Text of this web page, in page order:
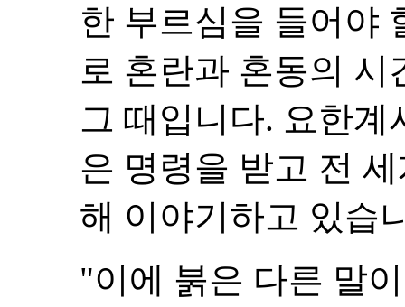
한 부르심을 들어야
로 혼란과 혼동의
그 때입니다. 요한계
은 명령을 받고 전
해 이야기하고 있습
"이에 붉은 다른 말